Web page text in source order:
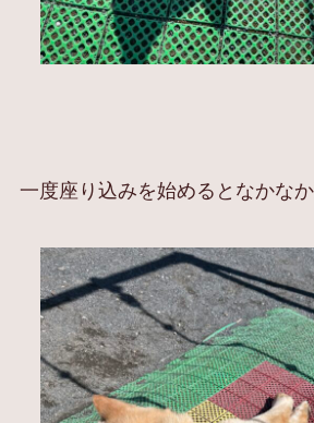
一度座り込みを始めるとなかな